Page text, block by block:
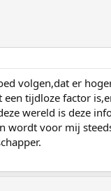
volgen,dat er
tijdloze factor
wereld is deze
wordt voor mij